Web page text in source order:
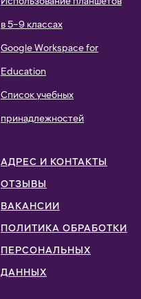
в 5–9 классах
Google Workspace for
Education
Список учебных
принадлежностей
АДРЕС И КОНТАКТЫ
ОТЗЫВЫ
ВАКАНСИИ
ПОЛИТИКА ОБРАБОТКИ
ПЕРСОНАЛЬНЫХ
ДАННЫХ